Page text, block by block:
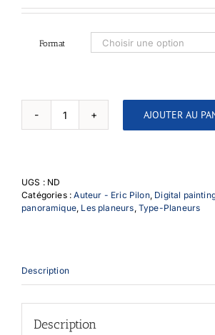
prix :
à
130,00 €
Format
quantité
de
2
vues
AJOUTER AU
UGS : ND
Catégories :Auteur - Eric Pilon, Digital
panoramique, Les planeurs, Type-Planeurs
Description
Description